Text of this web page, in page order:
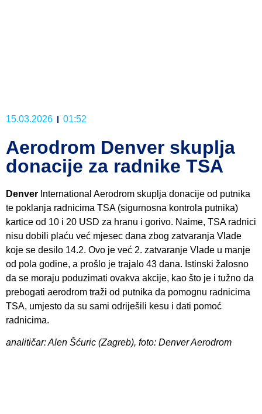
15.03.2026 01:52
Aerodrom Denver skuplja
donacije za radnike TSA
Denver International Aerodrom skuplja donacije od putnika
te poklanja radnicima TSA (sigurnosna kontrola putnika)
kartice od 10 i 20 USD za hranu i gorivo. Naime, TSA radnici
nisu dobili plaću već mjesec dana zbog zatvaranja Vlade
koje se desilo 14.2. Ovo je već 2. zatvaranje Vlade u manje
od pola godine, a prošlo je trajalo 43 dana. Istinski žalosno
da se moraju poduzimati ovakva akcije, kao što je i tužno da
prebogati aerodrom traži od putnika da pomognu radnicima
TSA, umjesto da su sami odriješili kesu i dati pomoć
radnicima.
analitičar: Alen Šćuric (Zagreb), foto: Denver Aerodrom